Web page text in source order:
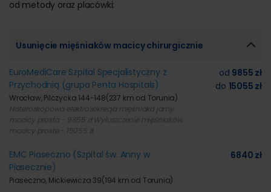
od metody oraz placówki:
Usunięcie mięśniaków macicy chirurgicznie
EuroMediCare Szpital Specjalistyczny z
Przychodnią (grupa Penta Hospitals)
Wrocław, Pilczycka 144-148(237 km od Torunia)
Histeroskopowa elektrosekrecja mięśniaka jamy
macicy prosta - 9855 zł Wyłuszczenie mięśniaków
macicy proste - 15055 zł
od 9855 zł
do 15055 zł
EMC Piaseczno (Szpital św. Anny w
Piasecznie)
Piaseczno, Mickiewicza 39(194 km od Torunia)
6840 zł